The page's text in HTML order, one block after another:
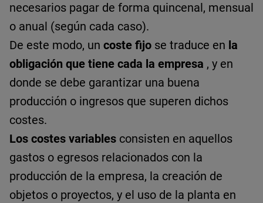
necesarios pagar de forma quincenal, mensual
o anual (según cada caso).
De este modo, un coste fijo se traduce en la
obligación que tiene cada la empresa , y en
donde se debe garantizar una buena
producción o ingresos que superen dichos
costes.
Los costes variables consisten en aquellos
gastos o egresos relacionados con la
producción de la empresa, la creación de
objetos o proyectos, y el uso de la planta en